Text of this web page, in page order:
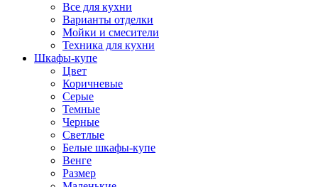
Все для кухни
Варианты отделки
Мойки и смесители
Техника для кухни
Шкафы-купе
Цвет
Коричневые
Серые
Темные
Черные
Светлые
Белые шкафы-купе
Венге
Размер